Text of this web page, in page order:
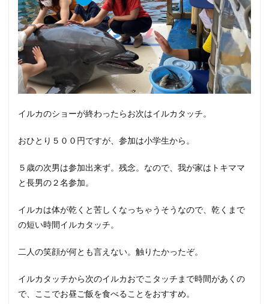
イルカのショーが終わったらお次はイルカタッチ。
おひとり５００円ですが、参加は小学生から。
５歳の次男は参加出来ず。残念。なので、我が家はトキママ
と長男の２名参加。
イルカは体が乾くと苦しくなっちゃうそうなので、乾くまで
の短い時間イルカタッチ。
二人の笑顔が何とも言えない。触りたかったぞ。
イルカタッチから次のイルカおでこタッチまで時間があくの
で、ここでお昼ご飯を食べることをおすすめ。